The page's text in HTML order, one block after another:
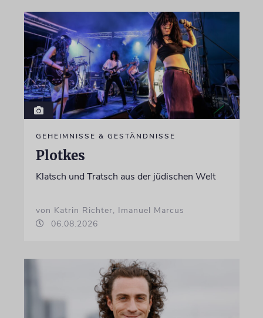
GEHEIMNISSE & GESTÄNDNISSE
Plotkes
Klatsch und Tratsch aus der jüdischen Welt
von Katrin Richter, Imanuel Marcus
06.08.2026